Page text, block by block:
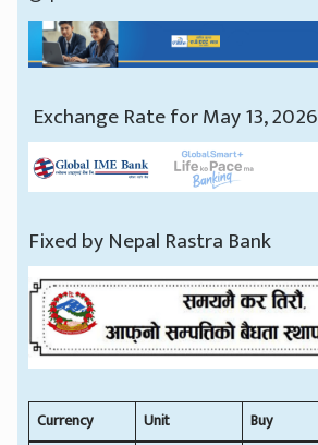
Exchange Rate for May 13, 2026
Fixed by Nepal Rastra Bank
Currency Unit Buy